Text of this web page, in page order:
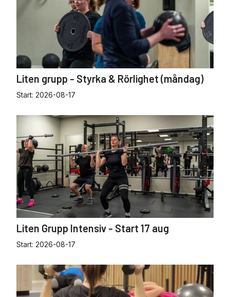
Liten grupp - Styrka & Rörlighet (måndag)
Start: 2026-08-17
Liten Grupp Intensiv - Start 17 aug
Start: 2026-08-17